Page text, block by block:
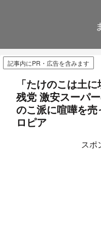
記事内にPR・広告を含みます
「たけのこは土
残党 激安スーパ
のこ派に喧嘩を
ロピア
スポ